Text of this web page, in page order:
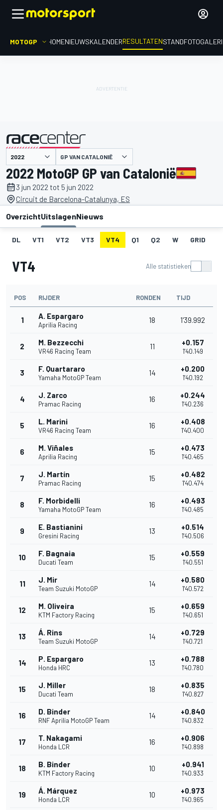
MOTOGP HOMENIEUWSKALENDERRESULTATENSTAND
gepresenteerd door GP VAN CATALONIË
2022 MotoGP GP van Catalonië
3 jun 2022 tot 5 jun 2022
Circuit de Barcelona-Catalunya, ES
OverzichtUitslagenNieuws
DL VT1 VT2 VT3 VT4 Q1 Q2 W GRID
VT4 Alle statistieken
POS RIJDER RONDEN TIJD
1 A. Espargaro
Aprilia Racing
18 1'39.992
2 M. Bezzecchi
VR46 Racing Team
11 +0.157
1'40.149
3 F. Quartararo
Yamaha MotoGP Team
14 +0.200
1'40.192
4 J. Zarco
Pramac Racing
16 +0.244
1'40.236
5 L. Marini
VR46 Racing Team
16 +0.408
1'40.400
6 M. Viñales
Aprilia Racing
15 +0.473
1'40.465
7 J. Martín
Pramac Racing
15 +0.482
1'40.474
8 F. Morbidelli
Yamaha MotoGP Team
16 +0.493
1'40.485
9 E. Bastianini
Gresini Racing
13 +0.514
1'40.506
10 F. Bagnaia
Ducati Team
15 +0.559
1'40.551
11 J. Mir
Team Suzuki MotoGP
14 +0.580
1'40.572
12 M. Oliveira
KTM Factory Racing
15 +0.659
1'40.651
13 Á. Rins
Team Suzuki MotoGP
14 +0.729
1'40.721
14 P. Espargaro
Honda HRC
13 +0.788
1'40.780
15 J. Miller
Ducati Team
18 +0.835
1'40.827
16 D. Binder
RNF Aprilia MotoGP Team
14 +0.840
1'40.832
17 T. Nakagami
Honda LCR
16 +0.906
1'40.898
18 B. Binder
KTM Factory Racing
10 +0.941
1'40.933
19 Á. Márquez
Honda LCR
10 +0.973
1'40.965